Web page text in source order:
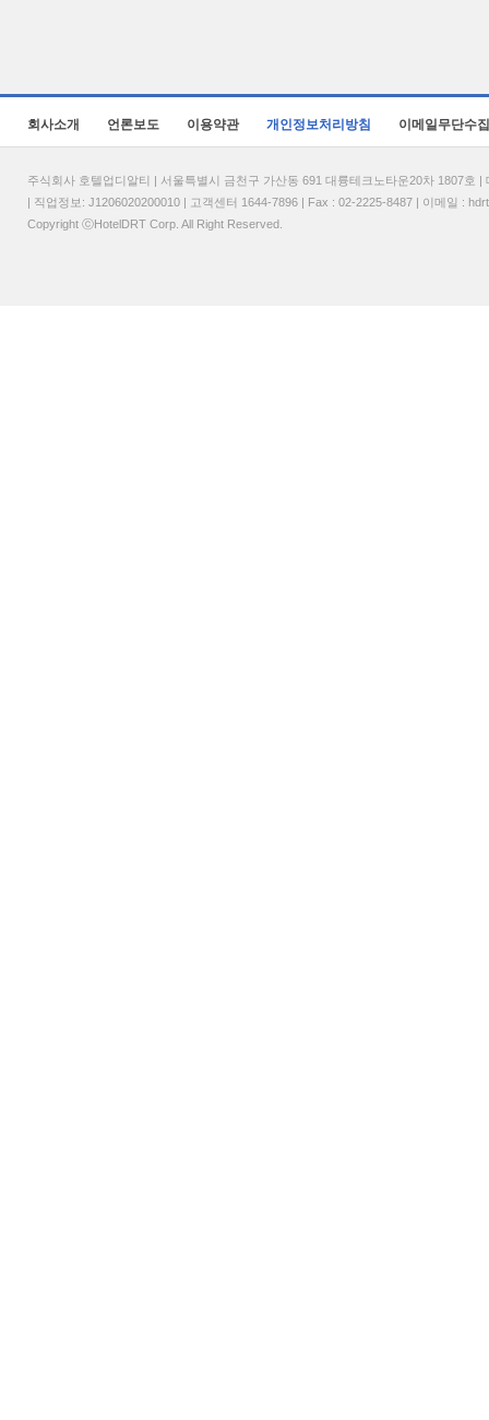
회사소개 언론보도 이용약관 개인정보처리방침 이메일무단수
주식회사 호텔업디알티 | 서울특별시 금천구 가산동 691 대륭테크노타운20차 1807
| 직업정보: J1206020200010 | 고객센터 1644-7896 | Fax : 02-2225-8487 | 이메일 :
Copyright ⓒHotelDRT Corp. All Right Reserved.